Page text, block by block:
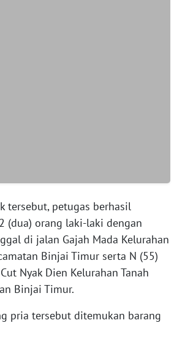
tersebut, petugas berhasil
(dua) orang laki-laki dengan
di jalan Gajah Mada Kelurahan
Binjai Timur serta N (55)
Nyak Dien Kelurahan Tanah
Binjai Timur.
pria tersebut ditemukan barang